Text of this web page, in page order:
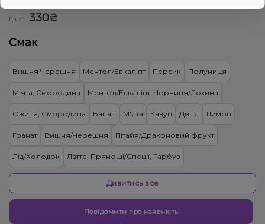
Ціна:
330₴
Смак
Вишня Черешня Ментол/Евкаліпт Персик Полуниця
М'ята, Смородина Ментол/Евкаліпт, Чорниця/Лохина
Ожина, Смородина Банан М'ята Кавун Диня Лимон
Гранат Вишня/Черешня Пітайя/Драконовий фрукт
Лід/Холодок Латте, Прянощі/Спеції, Гарбуз
Ожина, Пиріг/Кондитерка Обліпиха
Дивитись все
Повідомити про наявність